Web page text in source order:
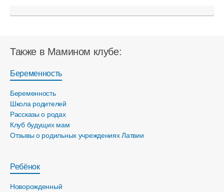
Также в Мамином клубе:
Беременность
Беременность
Школа родителей
Рассказы о родах
Клуб будущих мам
Отзывы о родильных учреждениях Латвии
Ребёнок
Новорожденный